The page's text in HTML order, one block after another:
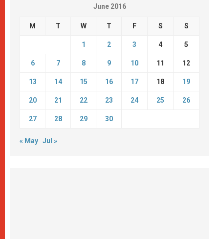
June 2016
M T W T F S S
1 2 3 4 5
6 7 8 9 10 11 12
13 14 15 16 17 18 19
20 21 22 23 24 25 26
27 28 29 30
« May Jul »